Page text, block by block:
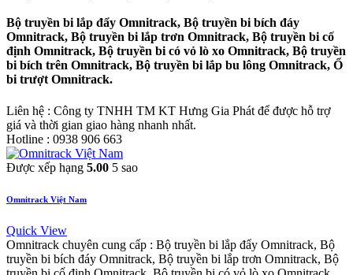
Bộ truyền bi lắp đẩy Omnitrack, Bộ truyền bi bích đáy
Omnitrack, Bộ truyền bi lắp trơn Omnitrack, Bộ truyền bi cố
định Omnitrack, Bộ truyền bi có vỏ lò xo Omnitrack, Bộ truyền
bi bích trên Omnitrack, Bộ truyền bi lắp bu lông Omnitrack, Ổ
bi trượt Omnitrack.
Liên hệ : Công ty TNHH TM KT Hưng Gia Phát để được hỗ trợ
giá và thời gian giao hàng nhanh nhất.
Hotline : 0938 906 663
Được xếp hạng 5.00 5 sao
Omnitrack Việt Nam
Quick View
Omnitrack chuyên cung cấp : Bộ truyền bi lắp đẩy Omnitrack, Bộ
truyền bi bích đáy Omnitrack, Bộ truyền bi lắp trơn Omnitrack, Bộ